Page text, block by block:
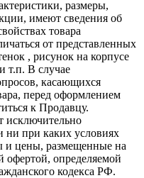
размеры,
имеют сведения об
товара
от представленных
, рисунок на корпусе
т.п. В случае
касающихся
перед оформлением
к Продавцу.
исключительно
при каких условиях
и цены, размещенные на
офертой, определяемой
кодекса РФ.